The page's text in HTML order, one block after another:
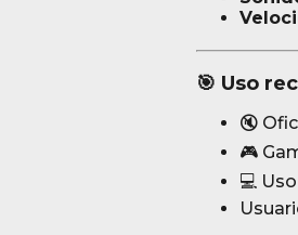
🎯 Uso
🔇
🎮
💻